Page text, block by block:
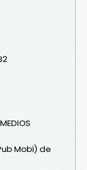
Mobi) de